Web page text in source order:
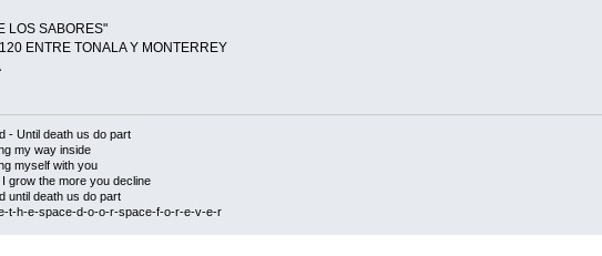
LOS SABORES"
ENTRE TONALA Y MONTERREY
- Until death us do part
my way inside
myself with you
grow the more you decline
until death us do part
t-h-e-space-d-o-o-r-space-f-o-r-e-v-e-r